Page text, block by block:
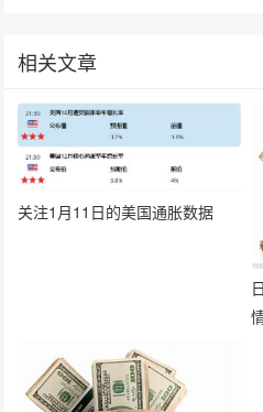
相关文章
关注1月11日的美国通胀数据